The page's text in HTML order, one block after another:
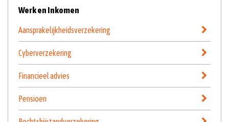
Werk en Inkomen
Aansprakelijkheidsverzekering
Cyberverzekering
Financieel advies
Pensioen